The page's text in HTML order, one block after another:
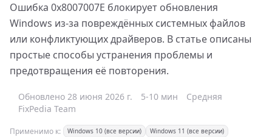
Ошибка 0x8007007E блокирует обновления
Windows из-за повреждённых системных файлов
или конфликтующих драйверов. В статье описаны
простые способы устранения проблемы и
предотвращения её повторения.
Обновлено 28 июня 2026 г. 5-10 мин
Средняя
FixPedia Team
Применимо к: Windows 10 (все версии) Windows 11 (все версии)